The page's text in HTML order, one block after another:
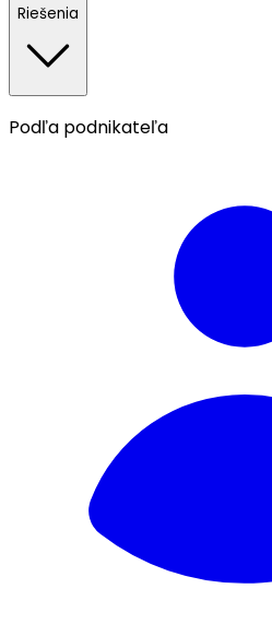
Riešenia
Podľa podnikateľa